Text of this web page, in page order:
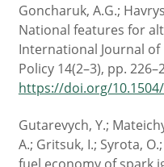
Goncharuk, A.G.;
National features for
International Journal of
Policy 14(2–3), pp.
https://doi.org/10.1504/
Gutarevych, Y.;
A.; Gritsuk, I.; Syrota,